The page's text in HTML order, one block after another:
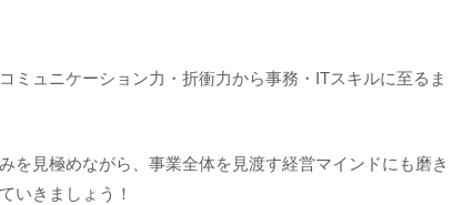
ミュニケーション力・折衝力から事務・ITスキルに至るま
を見極めながら、事業全体を見渡す経営マインドにも磨き
いきましょう！